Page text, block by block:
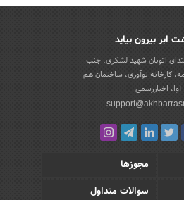
ابر بیرون بیاید
اتوبان شهید لشکری، جنب
کارخانه نوآوری، ساختمان هم
آوا، اخباررسمی
مجوزها
سوالات متداول